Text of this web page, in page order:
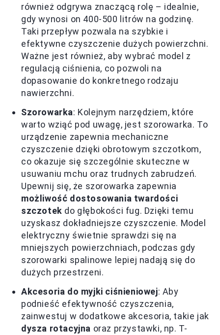
również odgrywa znaczącą rolę – idealnie,
gdy wynosi on 400-500 litrów na godzinę.
Taki przepływ pozwala na szybkie i
efektywne czyszczenie dużych powierzchni.
Ważne jest również, aby wybrać model z
regulacją ciśnienia, co pozwoli na
dopasowanie do konkretnego rodzaju
nawierzchni.
Szorowarka: Kolejnym narzędziem, które
warto wziąć pod uwagę, jest szorowarka. To
urządzenie zapewnia mechaniczne
czyszczenie dzięki obrotowym szczotkom,
co okazuje się szczególnie skuteczne w
usuwaniu mchu oraz trudnych zabrudzeń.
Upewnij się, że szorowarka zapewnia
możliwość dostosowania twardości
szczotek do głębokości fug. Dzięki temu
uzyskasz dokładniejsze czyszczenie. Model
elektryczny świetnie sprawdzi się na
mniejszych powierzchniach, podczas gdy
szorowarki spalinowe lepiej nadają się do
dużych przestrzeni.
Akcesoria do myjki ciśnieniowej: Aby
podnieść efektywność czyszczenia,
zainwestuj w dodatkowe akcesoria, takie jak
dysza rotacyjna oraz przystawki, np. T-